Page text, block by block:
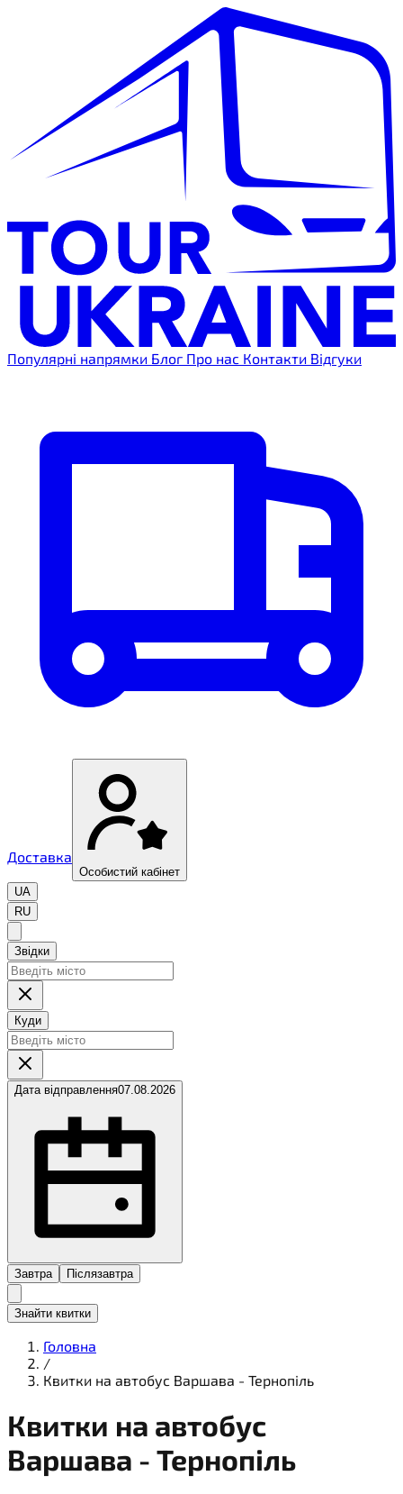
Популярні напрямки Блог Про нас Контакти Відгуки
Доставка
Особистий кабінет
UA
RU
Звідки
Куди
Дата відправлення07.08.2026
Завтра Післязавтра
Знайти квитки
Головна
/
Квитки на автобус Варшава - Тернопіль
Квитки на автобус
Варшава - Тернопіль